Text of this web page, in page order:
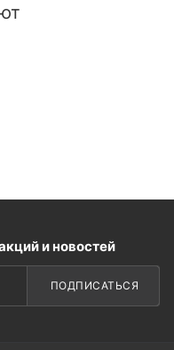
и новостей
ПОДПИСАТЬСЯ